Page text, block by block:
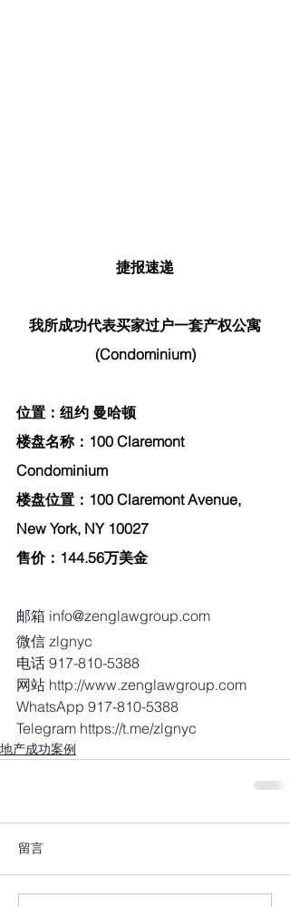
捷报速递
我所成功代表买家过户一套产权公寓
(Condominium)
位置：纽约 曼哈顿
楼盘名称：100 Claremont
Condominium
楼盘位置：100 Claremont Avenue,
New York, NY 10027
售价：144.56万美金
邮箱 info@zenglawgroup.com
微信 zlgnyc
电话 917-810-5388
网站 http://www.zenglawgroup.com
WhatsApp 917-810-5388
Telegram https://t.me/zlgnyc
地产成功案例
留言